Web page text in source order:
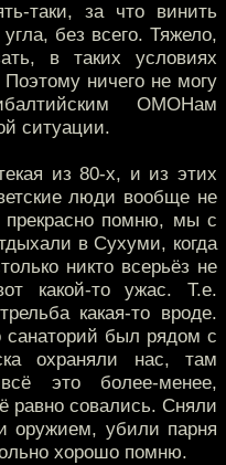
таки, за что винить
без всего. Тяжело,
в таких условиях
ничего не могу
ОМОНам
ситуации.
из 80-х, и из этих
люди вообще не
прекрасно помню, мы с
в Сухуми, когда
никто всерьёз не
какой-то ужас. Т.е.
какая-то вроде.
санаторий был рядом с
охраняли нас, там
это более-менее,
равно совались. Сняли
оружием, убили парня
хорошо помню.